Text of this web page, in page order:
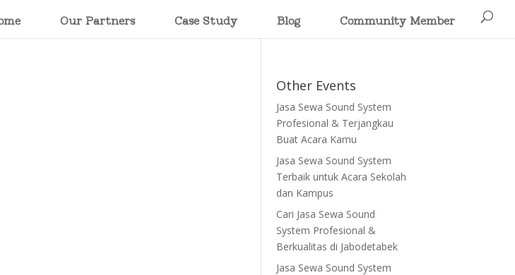
Our Partners Case Study Blog Community Member
Other Events
Jasa Sewa Sound System
Profesional & Terjangkau
Buat Acara Kamu
Jasa Sewa Sound System
Terbaik untuk Acara Sekolah
dan Kampus
Cari Jasa Sewa Sound
System Profesional &
Berkualitas di Jabodetabek
Jasa Sewa Sound System